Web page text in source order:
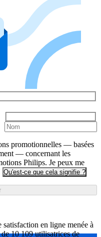
promotionnelles — basées
— concernant les
Philips. Je peux me
Qu'est-ce que cela signifie ?
satisfaction en ligne menée à
10 109 utilisatrices de